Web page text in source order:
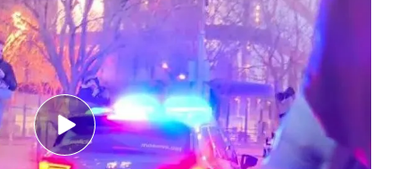
directoel traslado desde la Ciutat de la
1, donde el futbolista dormirá desde esta noche.
agresión: "Hay datos médicos